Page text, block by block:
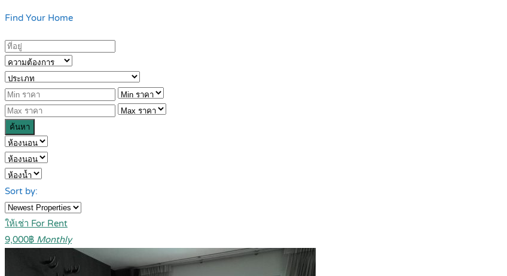
Find Your Home
ค้นหา
Sort by:
ให้เช่า For Rent
9,000฿ Monthly